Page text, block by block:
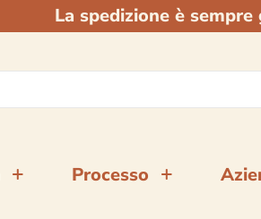
La spedizione è
Processo